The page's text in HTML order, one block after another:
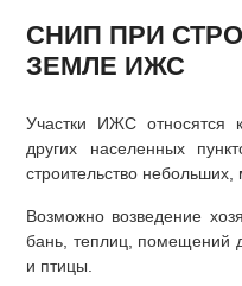
ЗАТОПЛЕНИЕ
ИЖС
СНИП ПРИ
ЗЕМЛЕ ИЖС
Участки ИЖС относятся
других населенных
строительство
Возможно возведение
бань, теплиц, помещений
и птицы.